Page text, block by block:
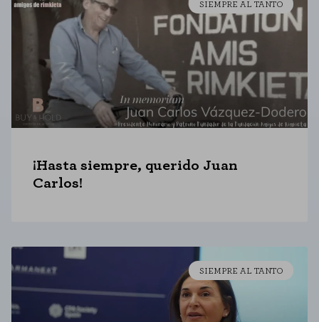
SIEMPRE AL TANTO
¡Hasta siempre, querido Juan
Carlos!
SIEMPRE AL TANTO
CONFIGURACIÓN DE COOKIES
RECHAZAR TODO
HABILITAR TODO
Cookies necesarias
Cookies de rendimiento
Estas cookies nos permiten contar las visitas y fuentes de tráfico para
poder evaluar el rendimiento de nuestro sitio y mejorarlo. Nos ayudan a
saber qué páginas son las más o menos visitadas, y cómo los visitantes
navegan por el sitio. Toda la información que recogen estas cookies es